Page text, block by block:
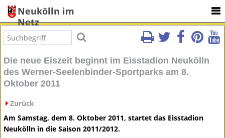
Neukölln im
Netz
Die neue Eiszeit beginnt im Eisstadion Neukölln
des Werner-Seelenbinder-Sportparks am 8.
Oktober 2011
Zurück
Am Samstag, dem 8. Oktober 2011, startet das Eisstadion
Neukölln in die Saison 2011/2012.